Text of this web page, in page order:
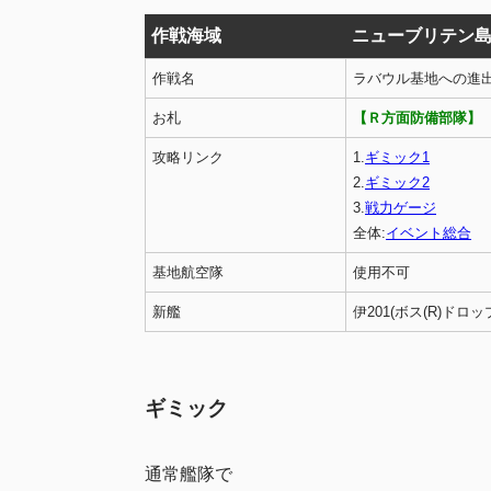
作戦海域 ニューブリテン
作戦名 ラバウル基地への進
お札 【Ｒ方面防備部隊】
攻略リンク 1. ギミック1
2. ギミック2
3. 戦力ゲージ
全体:イベント総合
基地航空隊 使用不可
新艦 伊201(ボス(R)ドロッ
ギミック
通常艦隊で